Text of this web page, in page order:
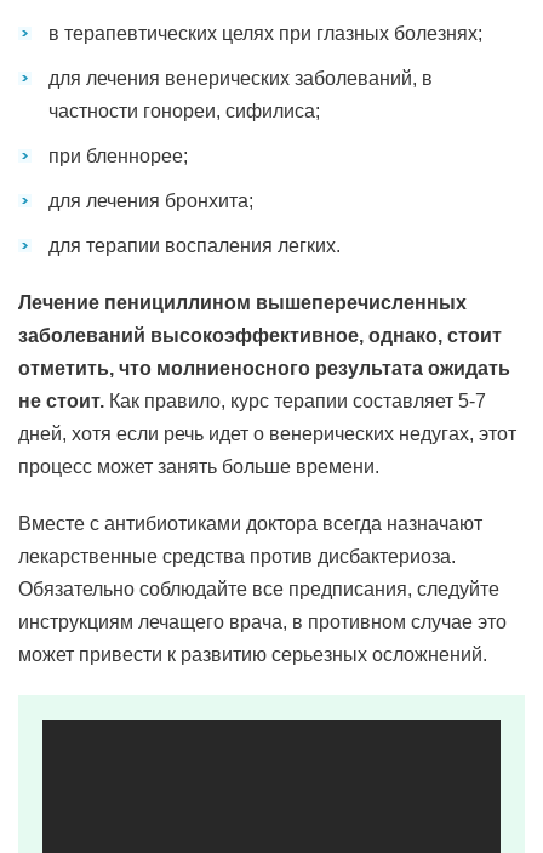
в терапевтических целях при глазных болезнях;
для лечения венерических заболеваний, в
частности гонореи, сифилиса;
при бленнорее;
для лечения бронхита;
для терапии воспаления легких.
Лечение пенициллином вышеперечисленных
заболеваний высокоэффективное, однако, стоит
отметить, что молниеносного результата ожидать
не стоит. Как правило, курс терапии составляет 5-7
дней, хотя если речь идет о венерических недугах, этот
процесс может занять больше времени.
Вместе с антибиотиками доктора всегда назначают
лекарственные средства против дисбактериоза.
Обязательно соблюдайте все предписания, следуйте
инструкциям лечащего врача, в противном случае это
может привести к развитию серьезных осложнений.